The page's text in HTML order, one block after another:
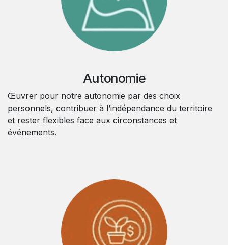
Autonomie
Œuvrer pour notre autonomie par des choix
personnels, contribuer à l’indépendance du territoire
et rester flexibles face aux circonstances et
événements.